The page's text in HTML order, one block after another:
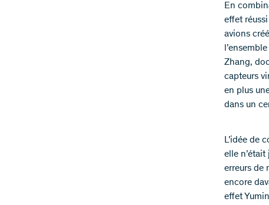
En
effet
avions
Zhang,
capteurs
en plus
dans un
L’idée de
elle
erreurs de
encore
effet